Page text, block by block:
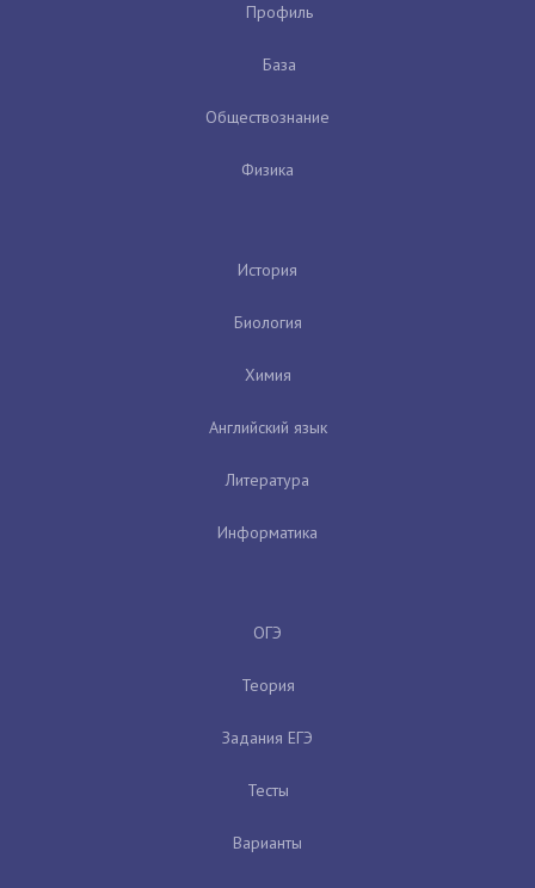
Профиль
База
Обществознание
Физика
История
Биология
Химия
Английский язык
Литература
Информатика
ОГЭ
Теория
Задания ЕГЭ
Тесты
Варианты